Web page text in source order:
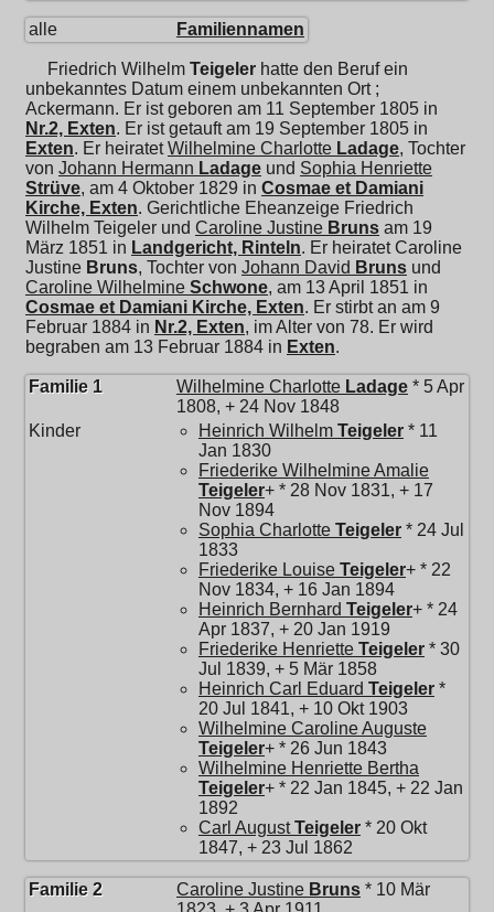
alle Familiennamen
Friedrich Wilhelm Teigeler hatte den Beruf ein
unbekanntes Datum einem unbekannten Ort ;
Ackermann. Er ist geboren am 11 September 1805 in
Nr.2, Exten. Er ist getauft am 19 September 1805 in
Exten. Er heiratetWilhelmine Charlotte Ladage, Tochter
von Johann Hermann Ladage und Sophia Henriette
Strüve, am 4 Oktober 1829 in Cosmae et Damiani
Kirche, Exten. Gerichtliche Eheanzeige Friedrich
Wilhelm Teigeler und Caroline Justine Bruns am 19
März 1851 in Landgericht, Rinteln. Er heiratetCaroline
Justine Bruns, Tochter von Johann David Bruns und
Caroline Wilhelmine Schwone, am 13 April 1851 in
Cosmae et Damiani Kirche, Exten. Er stirbt an am 9
Februar 1884 in Nr.2, Exten, im Alter von 78. Er wird
begraben am 13 Februar 1884 in Exten.
Familie 1 Wilhelmine Charlotte Ladage * 5 Apr
1808, + 24 Nov 1848
Kinder
Heinrich Wilhelm Teigeler * 11
Jan 1830
Friederike Wilhelmine Amalie
Teigeler+ * 28 Nov 1831, + 17
Nov 1894
Sophia Charlotte Teigeler * 24 Jul
1833
Friederike Louise Teigeler+ * 22
Nov 1834, + 16 Jan 1894
Heinrich Bernhard Teigeler+ * 24
Apr 1837, + 20 Jan 1919
Friederike Henriette Teigeler * 30
Jul 1839, + 5 Mär 1858
Heinrich Carl Eduard Teigeler *
20 Jul 1841, + 10 Okt 1903
Wilhelmine Caroline Auguste
Teigeler+ * 26 Jun 1843
Wilhelmine Henriette Bertha
Teigeler+ * 22 Jan 1845, + 22 Jan
1892
Carl August Teigeler * 20 Okt
1847, + 23 Jul 1862
Familie 2 Caroline Justine Bruns * 10 Mär